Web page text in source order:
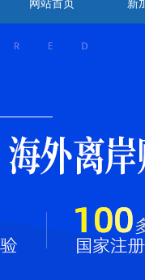
网站首页 新